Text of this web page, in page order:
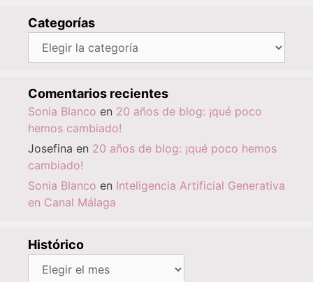
Categorías
Categorías
Comentarios recientes
Sonia Blanco en 20 años de blog: ¡qué poco
hemos cambiado!
Josefina en 20 años de blog: ¡qué poco hemos
cambiado!
Sonia Blanco en Inteligencia Artificial Generativa
en Canal Málaga
Histórico
Histórico